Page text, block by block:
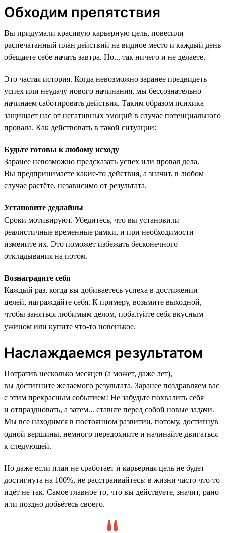
Обходим препятствия
Вы придумали красивую карьерную цель, повесили
распечатанный план действий на видное место и каждый день
обещаете себе начать завтра. Но... так ничего и не делаете.
Это частая история. Когда невозможно заранее предвидеть
успех или неудачу нового начинания, мы бессознательно
начинаем саботировать действия. Таким образом психика
защищает нас от негативных эмоций в случае потенциального
провала. Как действовать в такой ситуации:
Будьте готовы к любому исходу
Заранее невозможно предсказать успех или провал дела.
Вы предпринимаете какие-то действия, а значит, в любом
случае растёте, независимо от результата.
Установите дедлайны
Сроки мотивируют. Убедитесь, что вы установили
реалистичные временные рамки, и при необходимости
измените их. Это поможет избежать бесконечного
откладывания на потом.
Вознаградите себя
Каждый раз, когда вы добиваетесь успеха в достижении
целей, награждайте себя. К примеру, возьмите выходной,
чтобы заняться любимым делом, побалуйте себя вкусным
ужином или купите что-то новенькое.
Наслаждаемся результатом
Потратив несколько месяцев (а может, даже лет),
вы достигните желаемого результата. Заранее поздравляем вас
с этим прекрасным событием! Не забудьте похвалить себя
и отпраздновать, а затем... ставьте перед собой новые задачи.
Мы все находимся в постоянном развитии, потому, достигнув
одной вершины, немного передохните и начинайте двигаться
к следующей.
Но даже если план не сработает и карьерная цель не будет
достигнута на 100%, не расстраивайтесь: в жизни часто что-то
идёт не так. Самое главное то, что вы действуете, значит, рано
или поздно добьётесь своего.